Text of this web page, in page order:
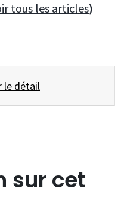
tous les articles)
le détail
sur cet